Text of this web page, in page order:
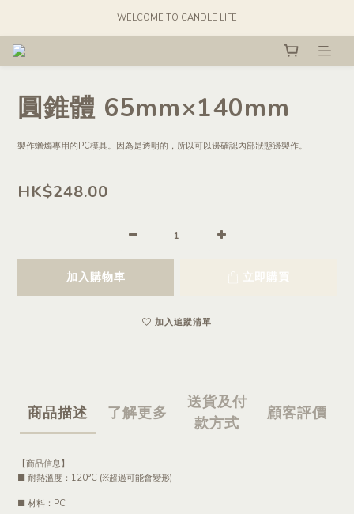
WELCOME TO CANDLE LIFE
圓錐體 65mm×140mm
製作蠟燭專用的PC模具。因為是透明的，所以可以邊確認內部狀態邊製作。
HK$248.00
加入購物車 立即購買
加入追蹤清單
商品描述 了解更多
送貨及付
款方式
顧客評價
【商品信息】
■ 耐熱溫度：120°C (※超過可能會變形)
■ 材料：PC